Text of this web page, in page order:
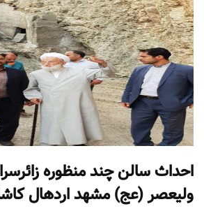
احداث سالن چند منظوره
ولیعصر (عج) مشهد اردهال